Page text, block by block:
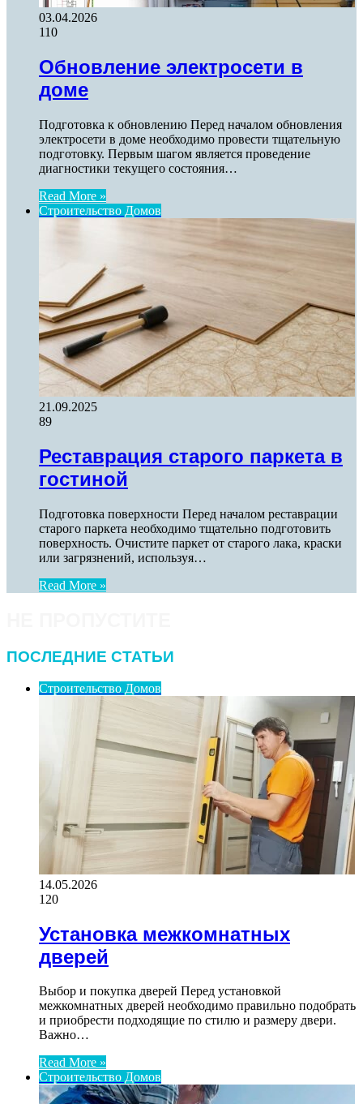
03.04.2026
110
Обновление электросети в
доме
Подготовка к обновлению Перед началом обновления
электросети в доме необходимо провести тщательную
подготовку. Первым шагом является проведение
диагностики текущего состояния…
Read More »
Строительство Домов
21.09.2025
89
Реставрация старого паркета в
гостиной
Подготовка поверхности Перед началом реставрации
старого паркета необходимо тщательно подготовить
поверхность. Очистите паркет от старого лака, краски
или загрязнений, используя…
Read More »
ПОСЛЕДНИЕ СТАТЬИ
Строительство Домов
14.05.2026
120
Установка межкомнатных
дверей
Выбор и покупка дверей Перед установкой
межкомнатных дверей необходимо правильно подобрать
и приобрести подходящие по стилю и размеру двери.
Важно…
Read More »
Строительство Домов